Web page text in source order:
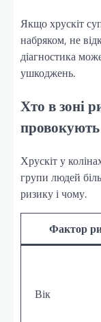
Якщо хрускіт
набряком, не
діагностика
ушкоджень.
Хто в зоні
провокують
Хрускіт у
групи людей
ризику і чому.
Фактор
Вік